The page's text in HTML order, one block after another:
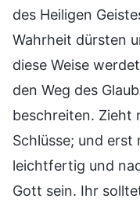
des Heiligen
Wahrheit dürsten
diese Weise
den Weg des
beschreiten. Zieht
Schlüsse; und
leichtfertig und
Gott sein. Ihr